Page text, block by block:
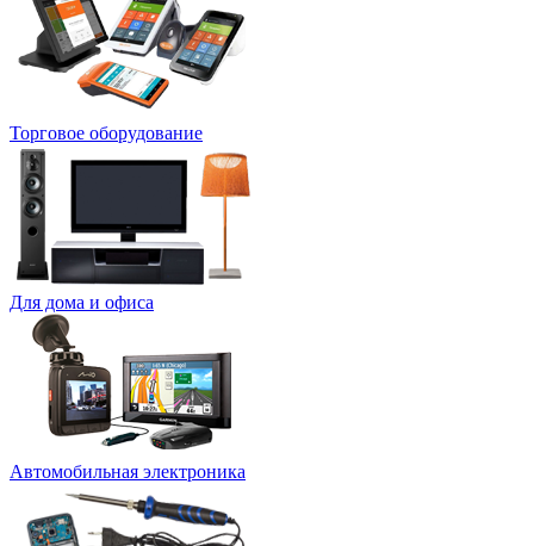
Торговое оборудование
Для дома и офиса
Автомобильная электроника